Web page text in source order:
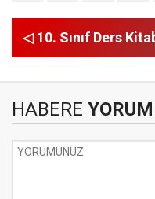
◁ 10. Sınıf Ders
HABERE